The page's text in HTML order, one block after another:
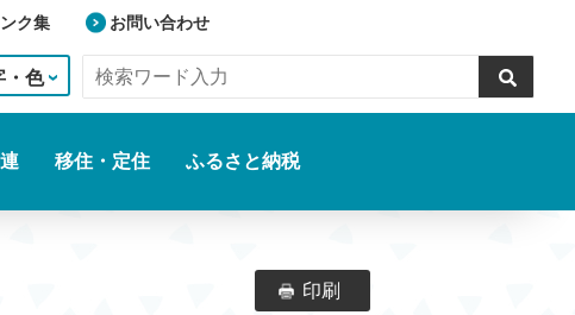
ク集 お問い合わせ
・色
移住・定住 ふるさと納税
印刷